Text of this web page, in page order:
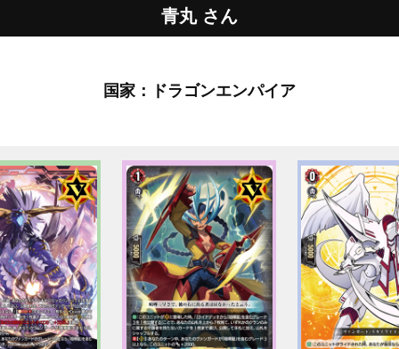
青丸 さん
国家：ドラゴンエンパイア